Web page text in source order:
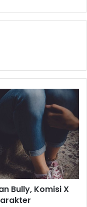
Bully, Komisi X